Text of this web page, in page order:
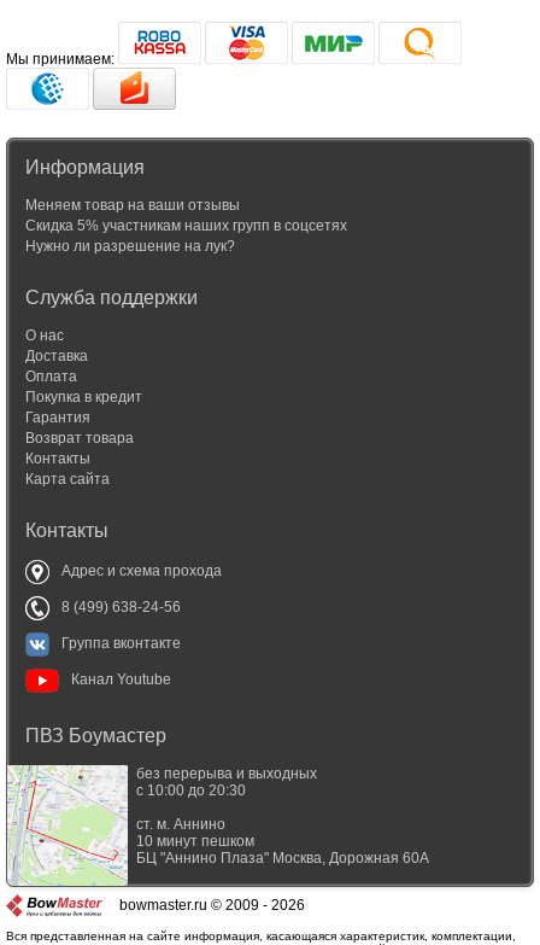
Мы принимаем:
Информация
Меняем товар на ваши отзывы
Скидка 5% участникам наших групп в соцсетях
Нужно ли разрешение на лук?
Служба поддержки
О нас
Доставка
Оплата
Покупка в кредит
Гарантия
Возврат товара
Контакты
Карта сайта
Контакты
Адрес и схема прохода
8 (499) 638-24-56
Группа вконтакте
Канал Youtube
ПВЗ Боумастер
без перерыва и выходных
с 10:00 до 20:30
ст. м. Аннино
10 минут пешком
БЦ "Аннино Плаза" Москва, Дорожная 60А
bowmaster.ru © 2009 - 2026
Вся представленная на сайте информация, касающаяся характеристик, комплектации,